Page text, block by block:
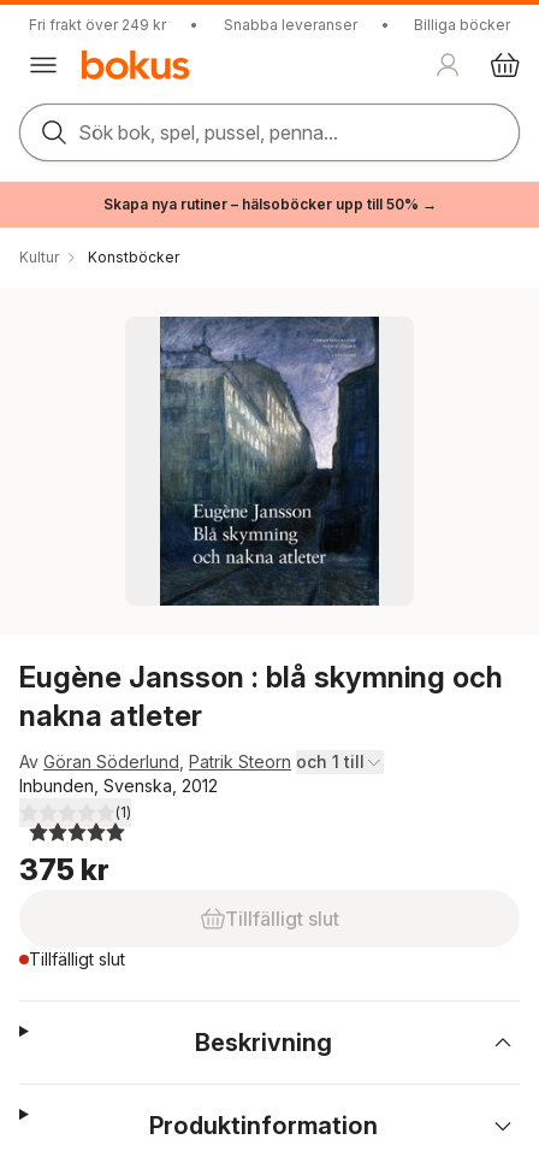
Fri frakt över 249 kr • Snabba leveranser • Billiga böcker
Sök bok, spel, pussel, penna...
Skapa nya rutiner – hälsoböcker upp till 50% →
Kultur Konstböcker
Eugène Jansson : blå skymning och
nakna atleter
Av Göran Söderlund Patrik Steorn och 1 till
Inbunden, Svenska, 2012
5,0utav 5 stjärnor. Totalt antal röster:
(1)
375 kr
Tillfälligt slut
Tillfälligt slut
Beskrivning
Produktinformation